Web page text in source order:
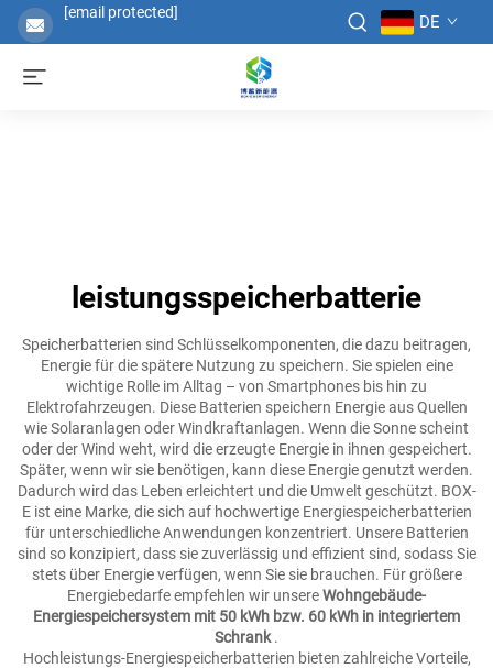
[email protected] DE
leistungsspeicherbatterie
Speicherbatterien sind Schlüsselkomponenten, die dazu beitragen,
Energie für die spätere Nutzung zu speichern. Sie spielen eine
wichtige Rolle im Alltag – von Smartphones bis hin zu
Elektrofahrzeugen. Diese Batterien speichern Energie aus Quellen
wie Solaranlagen oder Windkraftanlagen. Wenn die Sonne scheint
oder der Wind weht, wird die erzeugte Energie in ihnen gespeichert.
Später, wenn wir sie benötigen, kann diese Energie genutzt werden.
Dadurch wird das Leben erleichtert und die Umwelt geschützt. BOX-
E ist eine Marke, die sich auf hochwertige Energiespeicherbatterien
für unterschiedliche Anwendungen konzentriert. Unsere Batterien
sind so konzipiert, dass sie zuverlässig und effizient sind, sodass Sie
stets über Energie verfügen, wenn Sie sie brauchen. Für größere
Energiebedarfe empfehlen wir unsereWohngebäude-
Energiespeichersystem mit 50 kWh bzw. 60 kWh in integriertem
Schrank.
Hochleistungs-Energiespeicherbatterien bieten zahlreiche Vorteile,